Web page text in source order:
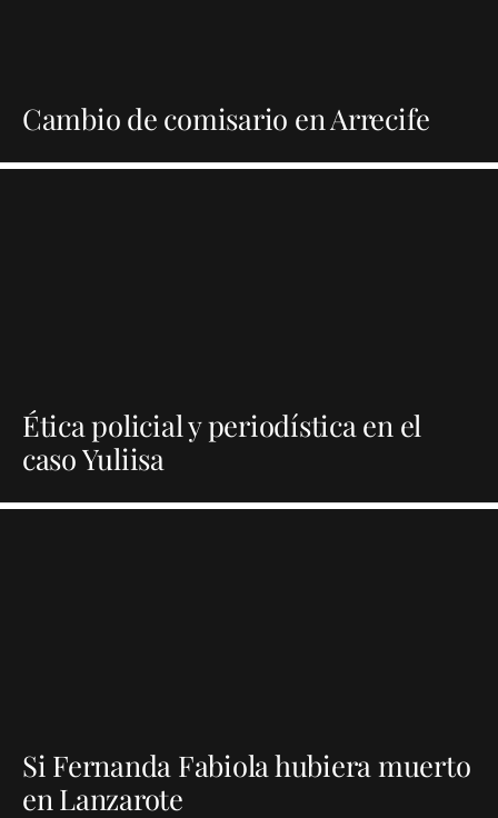
Cambio de comisario en Arrecife
Ética policial y periodística en el
caso Yuliisa
Si Fernanda Fabiola hubiera muerto
en Lanzarote